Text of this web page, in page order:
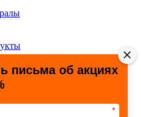
письма об акциях
*